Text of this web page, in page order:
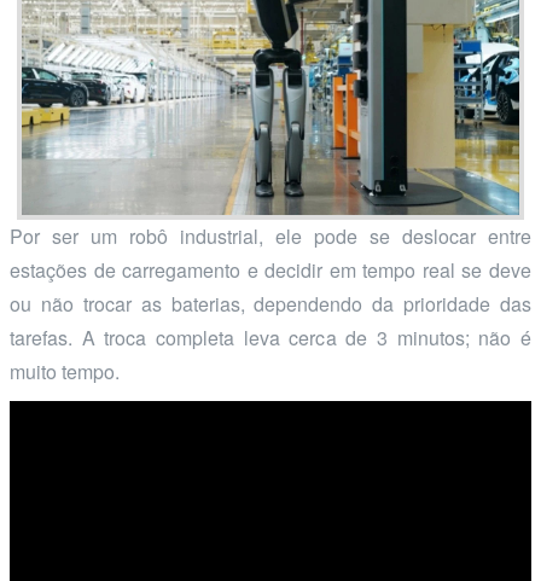
Por ser um robô industrial, ele pode se deslocar entre
estações de carregamento e decidir em tempo real se deve
ou não trocar as baterias, dependendo da prioridade das
tarefas. A troca completa leva cerca de 3 minutos; não é
muito tempo.